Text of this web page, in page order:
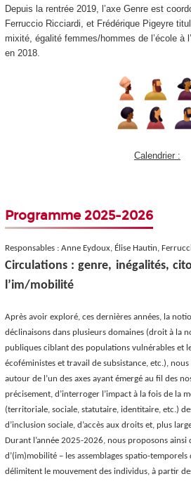
Depuis la rentrée 2019, l’axe Genre est
Ferruccio Ricciardi, et Frédérique Pigeyre
mixité, égalité femmes/hommes de l’école à
en 2018.
Calendrier :
Programme 2025-2026
Responsables : Anne Eydoux, Élise Hautin,
Circulations : genre, inégalités,
l’im/mobilité
Après avoir exploré, ces dernières années, la
déclinaisons dans plusieurs domaines (droit à la
publiques ciblant des populations vulnérables et
écoféministes et travail de subsistance, etc.),
autour de l’un des axes ayant émergé au fil des
précisement, d’interroger l’impact à la fois de la
(territoriale, sociale, statutaire, identitaire, etc.)
d’inclusion sociale, d’accès aux droits et, plus
Durant l’année 2025-2026, nous proposons ainsi
d’(im)mobilité – les assemblages spatio-
délimitent le mouvement des individus, à partir